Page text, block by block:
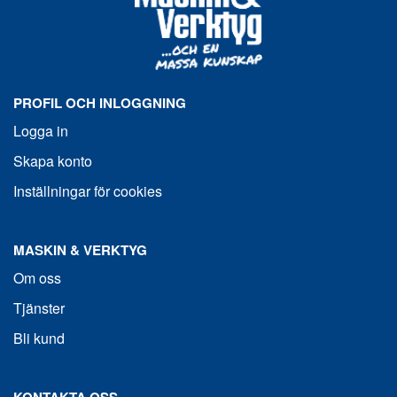
PROFIL OCH INLOGGNING
Logga in
Skapa konto
Inställningar för cookies
MASKIN & VERKTYG
Om oss
Tjänster
Bli kund